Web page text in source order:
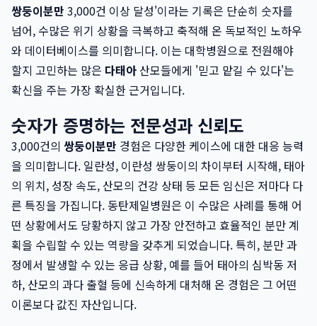
쌍둥이분만 3,000건 이상 달성'이라는 기록은 단순히 숫자를
넘어, 수많은 위기 상황을 극복하고 축적해 온 독보적인 노하우
와 데이터베이스를 의미합니다. 이는 대학병원으로 전원해야
할지 고민하는 많은 다태아 산모들에게 '믿고 맡길 수 있다'는
확신을 주는 가장 확실한 근거입니다.
숫자가 증명하는 전문성과 신뢰도
3,000건의 쌍둥이분만 경험은 다양한 케이스에 대한 대응 능력
을 의미합니다. 일란성, 이란성 쌍둥이의 차이부터 시작해, 태아
의 위치, 성장 속도, 산모의 건강 상태 등 모든 임신은 저마다 다
른 특징을 가집니다. 동탄제일병원은 이 수많은 사례를 통해 어
떤 상황에서도 당황하지 않고 가장 안전하고 효율적인 분만 계
획을 수립할 수 있는 역량을 갖추게 되었습니다. 특히, 분만 과
정에서 발생할 수 있는 응급 상황, 예를 들어 태아의 심박동 저
하, 산모의 과다 출혈 등에 신속하게 대처해 온 경험은 그 어떤
이론보다 값진 자산입니다.